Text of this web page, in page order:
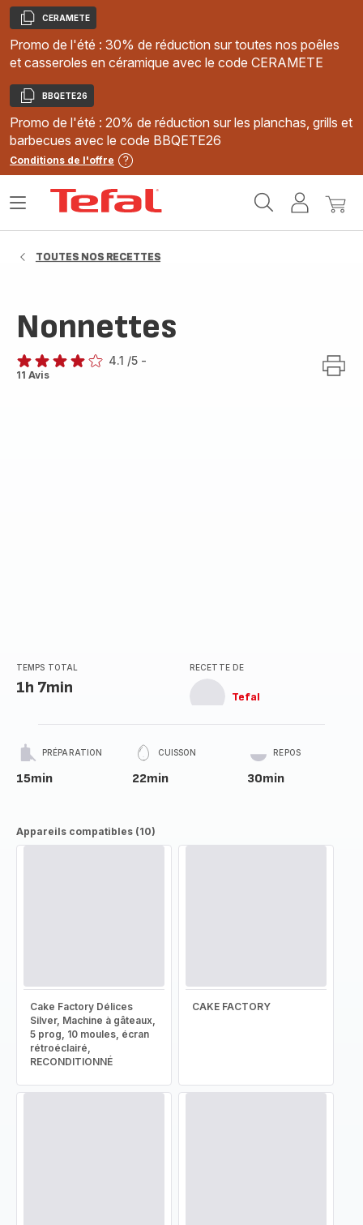
Copier
CERAMETE
Promo de l'été : 30% de réduction sur toutes nos poêles
et casseroles en céramique avec le code CERAMETE
Copier
BBQETE26
Promo de l'été : 20% de réduction sur les planchas, grills et
barbecues avec le code BBQETE26
Conditions de l'offre
MonMon
Ouvrir
TOUTES NOS RECETTES
Nonnettes
ratings.4.1
4.1 /5 -
11 Avis
TEMPS TOTAL
1h 7min
RECETTE DE
Tefal
PRÉPARATION
15min
CUISSON
22min
REPOS
30min
Appareils compatibles (10)
Cake Factory Délices
Silver, Machine à gâteaux,
5 prog, 10 moules, écran
rétroéclairé,
RECONDITIONNÉ
CAKE FACTORY